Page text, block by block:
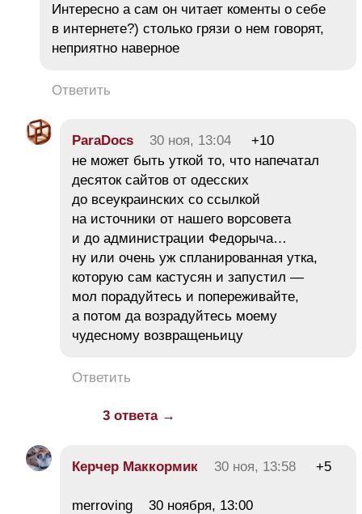
Интересно а сам он читает коменты о себе
в интернете?) столько грязи о нем говорят,
неприятно наверное
Ответить
ParaDocs 30 ноя, 13:04
+10
не может быть уткой то, что напечатал
десяток сайтов от одесских
до всеукраинских со ссылкой
на источники от нашего ворсовета
и до администрации Федорыча…
ну или очень уж спланированная утка,
которую сам кастусян и запустил —
мол порадуйтесь и попереживайте,
а потом да возрадуйтесь моему
чудесному возвращеньицу
Ответить
3 ответа →
Керчер Маккормик 30 ноя, 13:58 +5
merroving 30 ноября, 13:00